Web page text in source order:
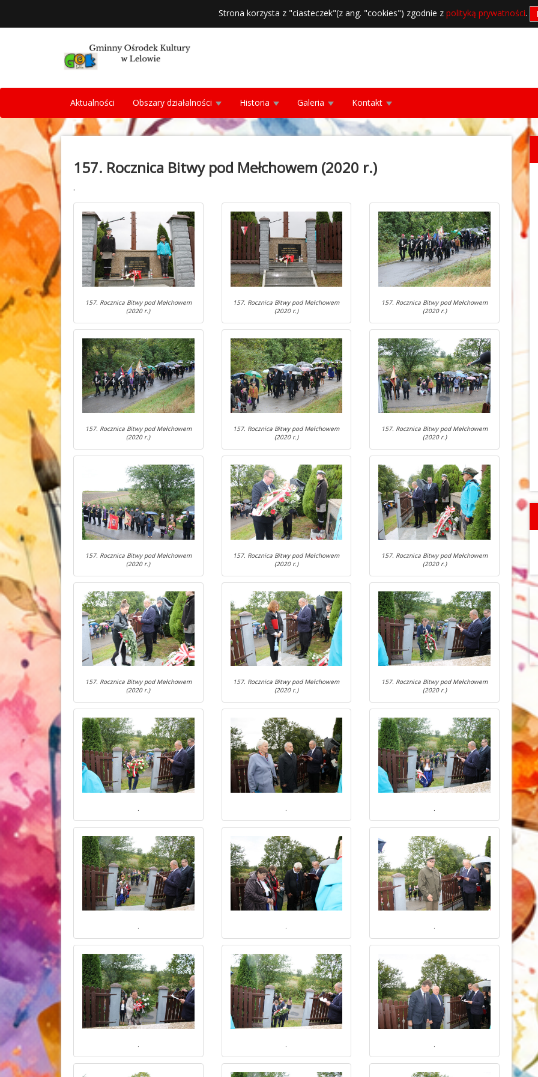
Strona korzysta z "ciasteczek"(z ang. "cookies") zgodnie z polityką prywatności.
Aktualności Obszary działalności Historia Galeria Kontakt
157. Rocznica Bitwy pod Mełchowem (2020 r.)
.
157. Rocznica Bitwy pod Mełchowem
(2020 r.)
157. Rocznica Bitwy pod Mełchowem
(2020 r.)
157. Rocznica Bitwy pod Mełchowem
(2020 r.)
157. Rocznica Bitwy pod Mełchowem
(2020 r.)
157. Rocznica Bitwy pod Mełchowem
(2020 r.)
157. Rocznica Bitwy pod Mełchowem
(2020 r.)
157. Rocznica Bitwy pod Mełchowem
(2020 r.)
157. Rocznica Bitwy pod Mełchowem
(2020 r.)
157. Rocznica Bitwy pod Mełchowem
(2020 r.)
157. Rocznica Bitwy pod Mełchowem
(2020 r.)
157. Rocznica Bitwy pod Mełchowem
(2020 r.)
157. Rocznica Bitwy pod Mełchowem
(2020 r.)
. . .